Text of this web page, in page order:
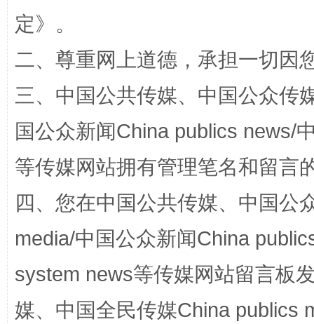
站台名比不上好声名
漫山遍野的桃花与雪山、麦地、白藏房 除
定》。
二、尊重网上道德，承担一切因
三、中国公共传媒、中国公众传
国公众新闻China publics news/
等传媒网站拥有管理笔名和留言
四、您在中国公共传媒、中国公
media/中国公众新闻China
system news等传媒网站留言板
媒、中国全民传媒China publics